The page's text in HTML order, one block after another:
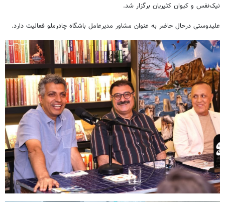
نیک‌نفس و کیوان کثیریان برگزار شد.
علیدوستی درحال حاضر به عنوان مشاور مدیرعامل باشگاه چادرملو فعالیت دارد.